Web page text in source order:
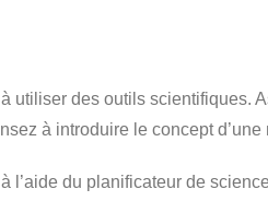
utiliser des outils scientifiques.
à introduire le concept d’une
l’aide du planificateur de